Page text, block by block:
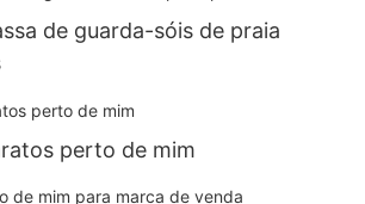
de guarda-sóis de praia
perto de mim